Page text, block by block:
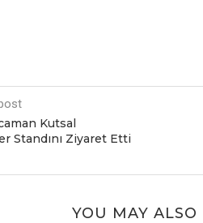
Kutsal
Standını Ziyaret Etti
YOU MAY ALSO